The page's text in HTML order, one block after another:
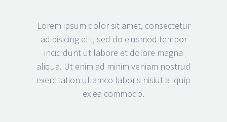
Lorem ipsum dolor sit amet, consectetur
adipisicing elit, sed do eiusmod tempor
incididunt ut labore et dolore magna
aliqua. Ut enim ad minim veniam nostrud
exercitation ullamco laboris nisiut aliquip
ex ea commodo.